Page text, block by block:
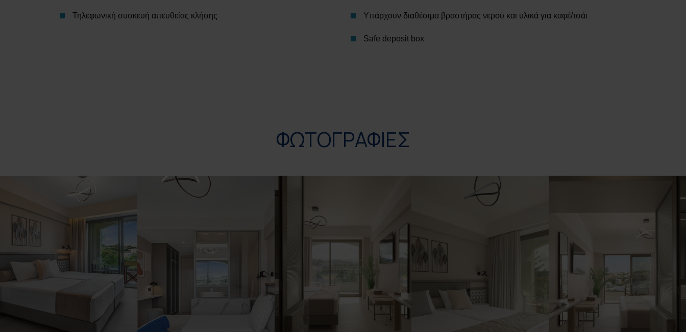
Τηλεφωνική συσκευή απευθείας κλήσης Υπάρχουν διαθέσιμα βραστήρας νερού και υλικά για καφέ/τσάι
Safe deposit box
ΦΩΤΟΓΡΑΦΙΕΣ